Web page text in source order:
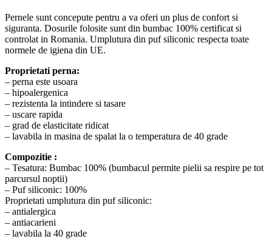
Pernele sunt concepute pentru a va oferi un plus de confort si
siguranta. Dosurile folosite sunt din bumbac 100% certificat si
controlat in Romania. Umplutura din puf siliconic respecta toate
normele de igiena din UE.
Proprietati perna:
– perna este usoara
– hipoalergenica
– rezistenta la intindere si tasare
– uscare rapida
– grad de elasticitate ridicat
– lavabila in masina de spalat la o temperatura de 40 grade
Compozitie :
– Tesatura: Bumbac 100% (bumbacul permite pielii sa respire pe tot
parcursul noptii)
– Puf siliconic: 100%
Proprietati umplutura din puf siliconic:
– antialergica
– antiacarieni
– lavabila la 40 grade